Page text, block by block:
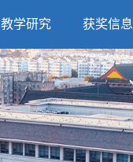
教学研究 获奖信息